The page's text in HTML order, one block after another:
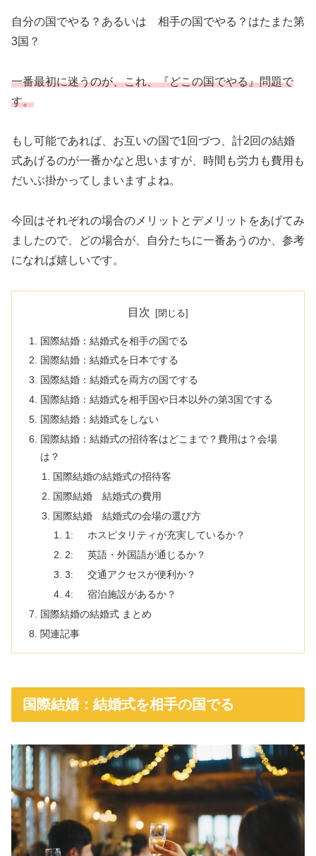
自分の国でやる？あるいは 相手の国でやる？はたまた第
3国？
一番最初に迷うのが、これ、『どこの国でやる』問題で
す。
もし可能であれば、お互いの国で1回づつ、計2回の結婚
式あげるのが一番かなと思いますが、時間も労力も費用も
だいぶ掛かってしまいますよね。
今回はそれぞれの場合のメリットとデメリットをあげてみ
ましたので、どの場合が、自分たちに一番あうのか、参考
になれば嬉しいです。
目次
国際結婚：結婚式を相手の国でる
国際結婚：結婚式を日本でする
国際結婚：結婚式を両方の国でする
国際結婚：結婚式を相手国や日本以外の第3国でする
国際結婚：結婚式をしない
国際結婚：結婚式の招待客はどこまで？費用は？会場
は？
国際結婚の結婚式の招待客
国際結婚 結婚式の費用
国際結婚 結婚式の会場の選び方
1: ホスピタリティが充実しているか？
2: 英語・外国語が通じるか？
3: 交通アクセスが便利か？
4: 宿泊施設があるか？
国際結婚の結婚式 まとめ
関連記事
国際結婚：結婚式を相手の国でる